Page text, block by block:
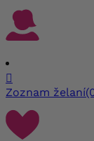

Zoznam želaní